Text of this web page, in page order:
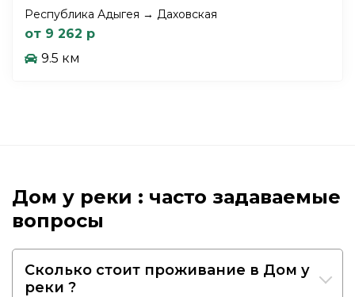
Республика Адыгея → Даховская
от 9 262 р
9.5 км
Дом у реки : часто задаваемые
вопросы
Сколько стоит проживание в Дом у
реки ?